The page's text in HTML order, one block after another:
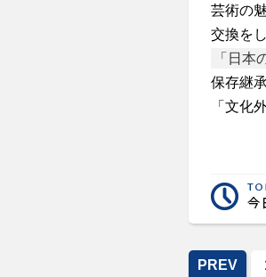
芸術の
交換を
「日本
保存継
「文化
PREV